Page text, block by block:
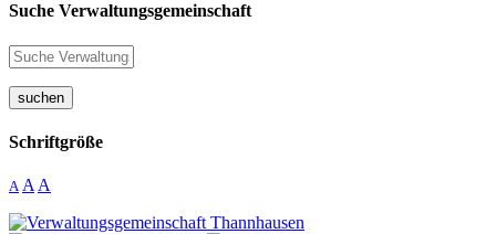
Suche Verwaltungsgemeinschaft
suchen
Schriftgröße
A A A